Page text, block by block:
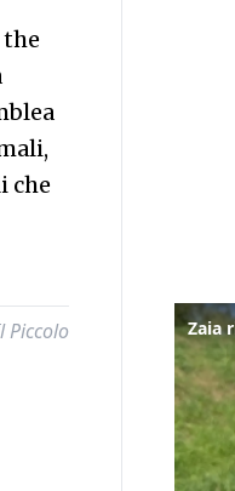
the
che
Piccolo